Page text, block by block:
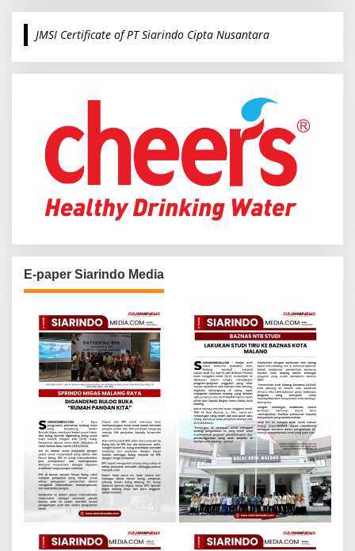
r
c
o
JMSI Certificate of PT Siarindo Cipta Nusantara
E-paper Siarindo Media